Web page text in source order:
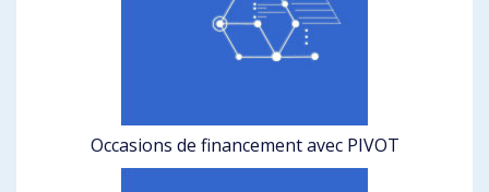
Occasions de financement avec PIVOT